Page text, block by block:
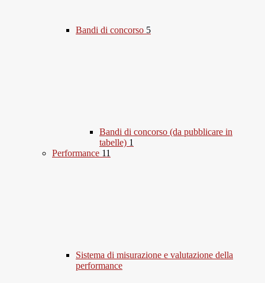
Bandi di concorso 5
Bandi di concorso (da pubblicare in
tabelle) 1
Performance 11
Sistema di misurazione e valutazione della
performance